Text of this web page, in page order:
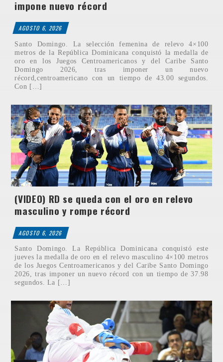
impone nuevo récord
AGOSTO 6, 2026
Santo Domingo. La selección femenina de relevo 4×100
metros de la República Dominicana conquistó la medalla de
oro en los Juegos Centroamericanos y del Caribe Santo
Domingo 2026, tras imponer un nuevo
récord,centroamericano con un tiempo de 43.00 segundos.
Con […]
(VIDEO) RD se queda con el oro en relevo
masculino y rompe récord
AGOSTO 6, 2026
Santo Domingo. La República Dominicana conquistó este
jueves la medalla de oro en el relevo masculino 4×100 metros
de los Juegos Centroamericanos y del Caribe Santo Domingo
2026, tras imponer un nuevo récord con un tiempo de 37.98
segundos. La […]